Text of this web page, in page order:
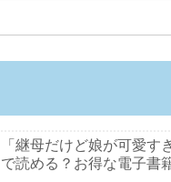
「継母だけど娘が可愛す
で読める？お得な電子書